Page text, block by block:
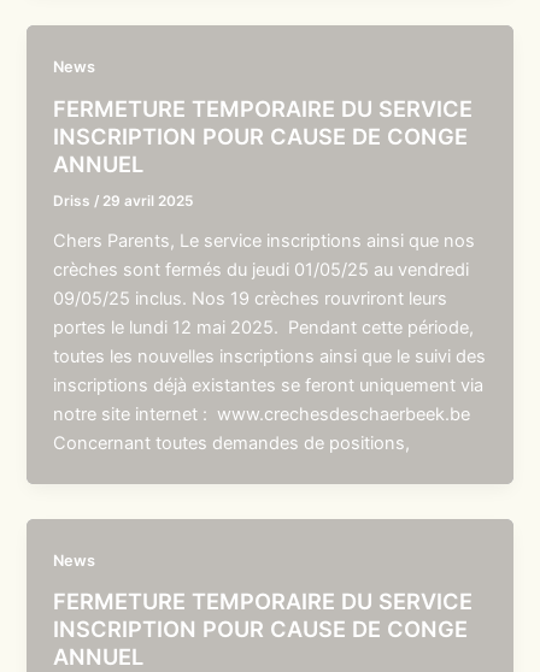
News
FERMETURE TEMPORAIRE DU SERVICE
INSCRIPTION POUR CAUSE DE CONGE
ANNUEL
Driss / 29 avril 2025
Chers Parents, Le service inscriptions ainsi que nos
crèches sont fermés du jeudi 01/05/25 au vendredi
09/05/25 inclus. Nos 19 crèches rouvriront leurs
portes le lundi 12 mai 2025. Pendant cette période,
toutes les nouvelles inscriptions ainsi que le suivi des
inscriptions déjà existantes se feront uniquement via
notre site internet : www.crechesdeschaerbeek.be
Concernant toutes demandes de positions,
News
FERMETURE TEMPORAIRE DU SERVICE
INSCRIPTION POUR CAUSE DE CONGE
ANNUEL